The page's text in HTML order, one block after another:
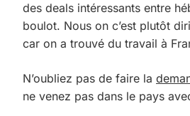
des deals intéressants entre
boulot. Nous on c’est plutôt
car on a trouvé du travail à
N’oubliez pas de faire la
ne venez pas dans le pays